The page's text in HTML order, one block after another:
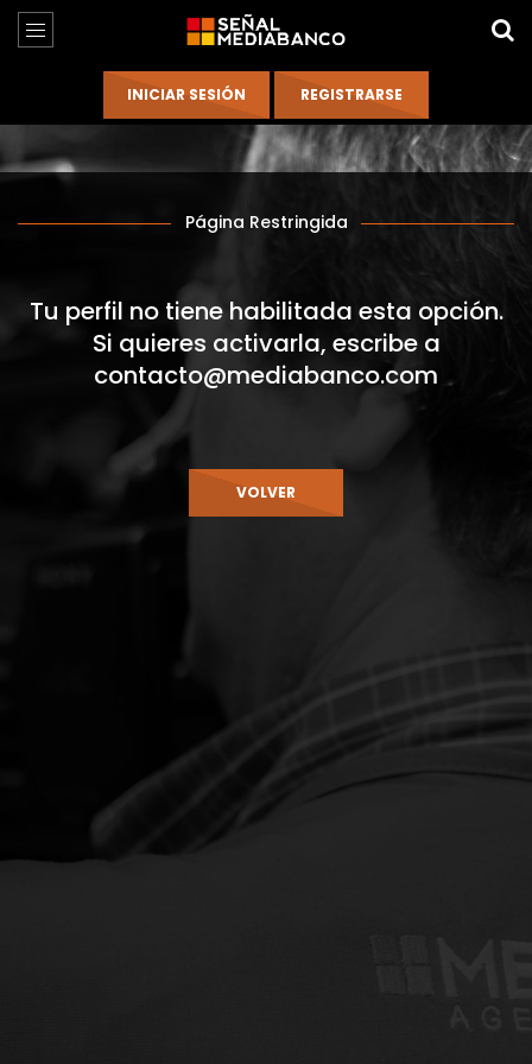
Página Restringida
Tu perfil no tiene habilitada esta opción.
Si quieres activarla, escribe a
contacto@mediabanco.com